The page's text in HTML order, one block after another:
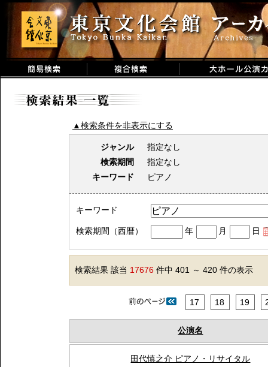
▲検索条件を非表示にする
ジャンル
指定なし
検索期間
指定なし
キーワード
ピアノ
キーワード
検索期間（西暦） 年 月 日
検索結果 該当 17676 件中 401 ～ 420 件の表示
17 18 19
公演名
田代慎之介 ピアノ・リサイタル